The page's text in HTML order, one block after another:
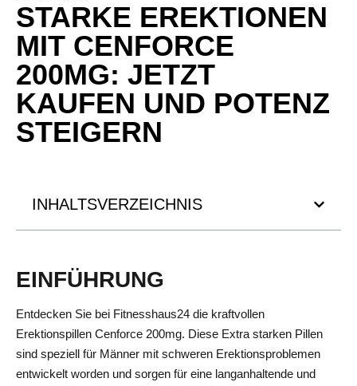
STARKE EREKTIONEN
MIT CENFORCE
200MG: JETZT
KAUFEN UND POTENZ
STEIGERN
INHALTSVERZEICHNIS
EINFÜHRUNG
Entdecken Sie bei Fitnesshaus24 die kraftvollen
Erektionspillen Cenforce 200mg. Diese Extra starken Pillen
sind speziell für Männer mit schweren Erektionsproblemen
entwickelt worden und sorgen für eine langanhaltende und